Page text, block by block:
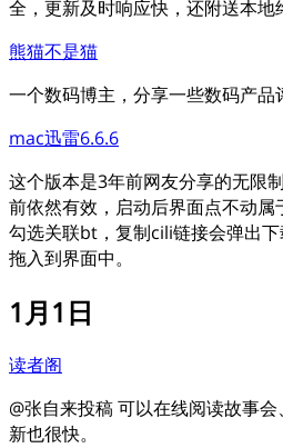
全，更新及时响应快，还附送本地
熊猫不是猫
一个数码博主，分享一些数码产品
mac迅雷6.6.6
这个版本是3年前网友分享的无限
前依然有效，启动后界面点不动
勾选关联bt，复制cili链接会弹出
拖入到界面中。
1月1日
读者阁
@张自来投稿 可以在线阅读故事
新也很快。